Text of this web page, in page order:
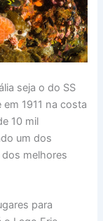
seja o do SS
1911 na costa
10 mil
um dos
melhores
para